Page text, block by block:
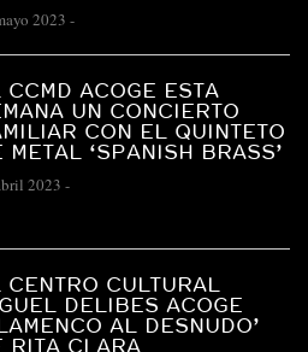
2023 -
CCMD ACOGE ESTA
UN CONCIERTO
CON EL QUINTETO
METAL ‘SPANISH BRASS’
2023 -
CENTRO CULTURAL
DELIBES ACOGE
AL DESNUDO’
RITA CLARA